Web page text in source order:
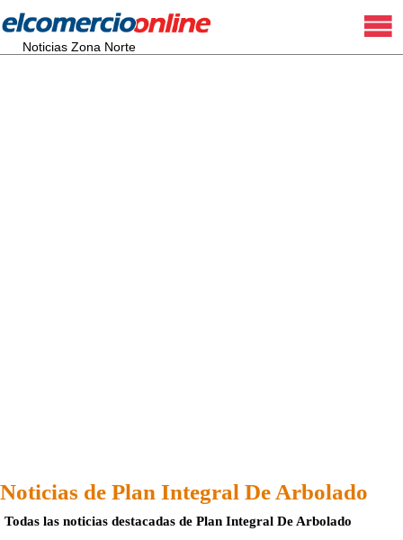
Noticias Zona Norte
Noticias de Plan Integral De Arbolado
Todas las noticias destacadas de Plan Integral De Arbolado